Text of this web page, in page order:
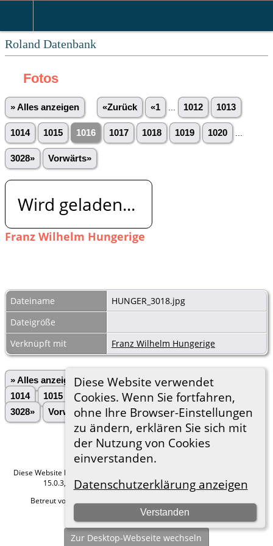
Roland Datenbank
Diese Website verwendet
Cookies. Wenn Sie fortfahren,
ohne Ihre Browser-Einstellungen
zu ändern, erklären Sie sich mit
der Nutzung von Cookies
einverstanden.
Datenschutzerklärung anzeigen
Verstanden
Fotos
» Alles anzeigen «Zurück «1 1012 1013
1014 1015 1016 1017 1018 1019 1020
3028» Vorwärts»
Wird geladen...
Franz Wilhelm Hungerige
Dateiname
HUNGER_3018.jpg
Dateigröße
Verknüpft mit
Franz Wilhelm Hungerige
» Alles anzeigen «Zurück «1 ... 1012
1014
1015 1016 1017 1018 1019 1020
3028»
Vorwärts»
Diese Website läuft mit
15.0.3, programmiert von Darrin Lythgoe © 2001-2026.
Betreut von
Hier geht es zum Impressum
Zur Desktop-Webseite wechseln